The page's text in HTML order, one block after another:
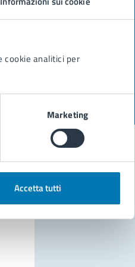
cookie analitici per
Marketing
Accetta tutti